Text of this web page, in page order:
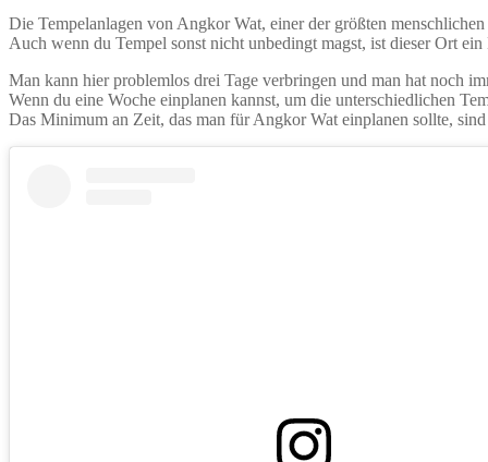
Die Tempelanlagen von Angkor Wat, einer der größten
Auch wenn du Tempel sonst nicht unbedingt magst, ist dieser Ort
Man kann hier problemlos drei Tage verbringen und man hat noch
Wenn du eine Woche einplanen kannst, um die unterschiedlichen
Das Minimum an Zeit, das man für Angkor Wat einplanen sollte,